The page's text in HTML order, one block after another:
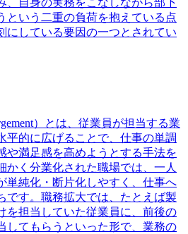
、自身の実務をこなしながら部下
という二重の負荷を抱えている点
にしている要因の一つとされてい
）とは、従業員が担当する業
平的に広げることで、仕事の単調
や満足感を高めようとする手法を
かく分業化された職場では、一人
単純化・断片化しやすく、仕事へ
です。職務拡大では、たとえば製
を担当していた従業員に、前後の
してもらうといった形で、業務の